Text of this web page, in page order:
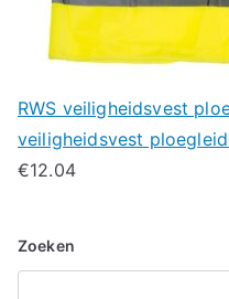
RWS veiligheidsvest
veiligheidsvest
€12.04
Zoeken